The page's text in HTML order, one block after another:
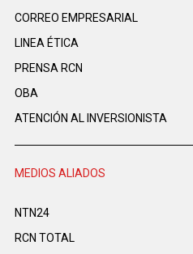
CORREO EMPRESARIAL
LINEA ÉTICA
PRENSA RCN
OBA
ATENCIÓN AL INVERSIONISTA
MEDIOS ALIADOS
NTN24
RCN TOTAL